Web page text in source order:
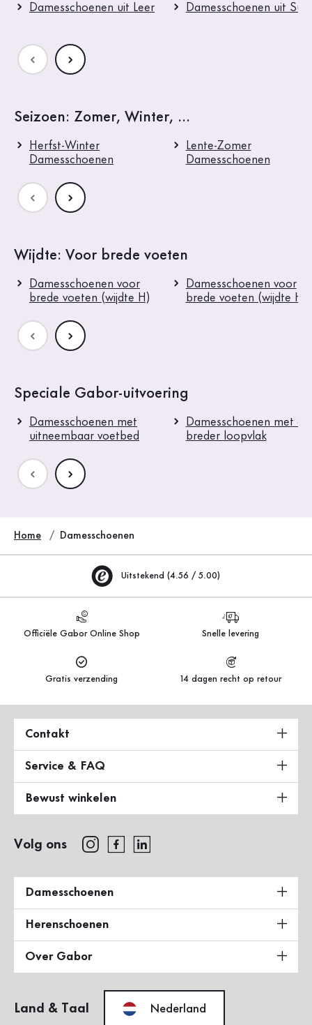
Damesschoenen uit Leer Damesschoenen uit
Seizoen: Zomer, Winter, ...
Herfst-Winter
Damesschoenen
Lente-Zomer
Damesschoenen
Wijdte: Voor brede voeten
Damesschoenen voor
brede voeten (wijdte H)
Damesschoenen voor
brede voeten (wijdte H)
Speciale Gabor-uitvoering
Damesschoenen met
uitneembaar voetbed
Damesschoenen met
breder loopvlak
Home Damesschoenen
Uitstekend (4.56 / 5.00)
Officiële Gabor Online Shop Snelle levering
Gratis verzending 14 dagen recht op retour
Contakt
Service & FAQ
Bewust winkelen
Volg ons
Damesschoenen
Herenschoenen
Over Gabor
Land & Taal Nederland